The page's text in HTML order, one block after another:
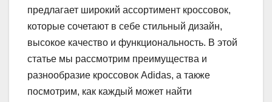
предлагает широкий ассортимент кроссовок,
которые сочетают в себе стильный дизайн,
высокое качество и функциональность. В этой
статье мы рассмотрим преимущества и
разнообразие кроссовок Adidas, а также
посмотрим, как каждый может найти